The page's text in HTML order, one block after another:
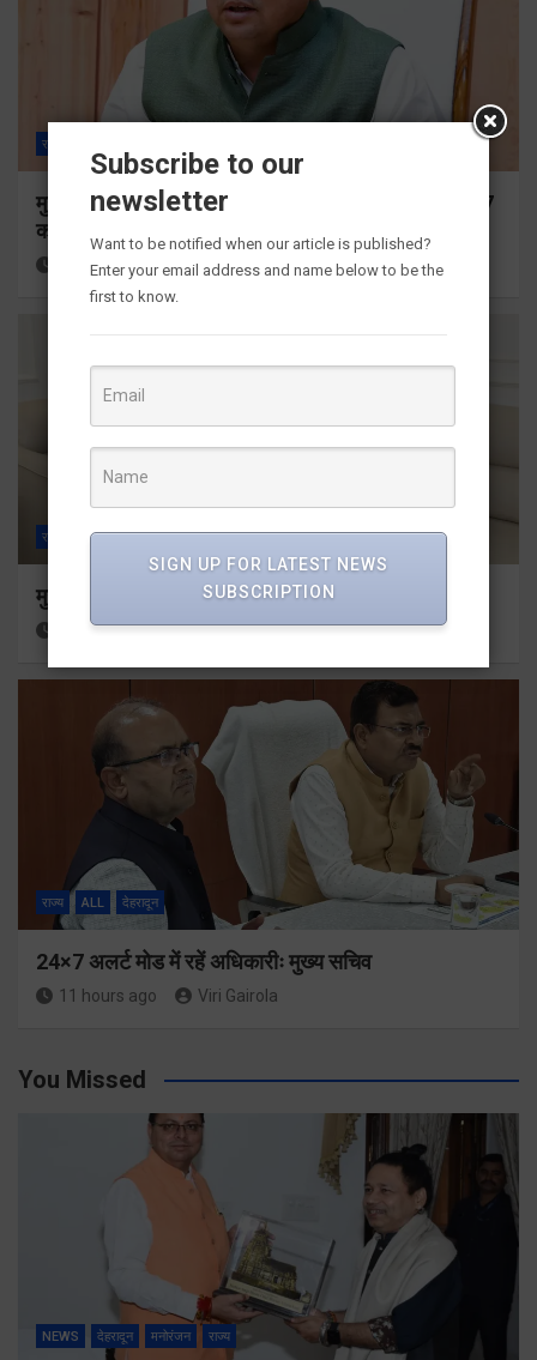
राज्य
मुख्यमंत्री ने प्रदान की विभिन्न विकास योजनाओं के लिए 1967
करोड़ की वित्तीय स्वीकृति
9 hours ago Viri Gairola
राज्य ALL देहरादून
मुख्यमंत्री से महानिदेशक एनसीसी ने की शिष्टाचार भेंट
11 hours ago Viri Gairola
राज्य ALL देहरादून
24×7 अलर्ट मोड में रहें अधिकारीः मुख्य सचिव
11 hours ago Viri Gairola
You Missed
NEWS देहरादून मनोरंजन राज्य
Subscribe to our
newsletter
Want to be notified when our article is published?
Enter your email address and name below to be the
first to know.
SIGN UP FOR LATEST NEWS
SUBSCRIPTION